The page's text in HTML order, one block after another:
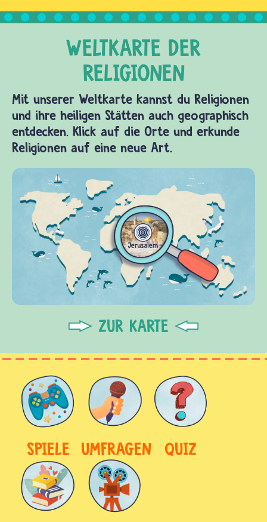
heißen…
Mit unserer Weltkarte kannst du Religionen
und ihre heiligen Stätten auch geographisch
entdecken. Klick auf die Orte und erkunde
Religionen auf eine neue Art.
ZUR KARTE
SPIELE UMFRAGEN QUIZ